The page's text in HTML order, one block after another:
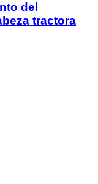
del
tractora